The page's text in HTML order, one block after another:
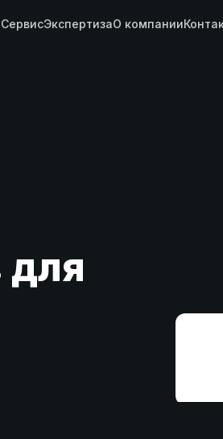
СервисЭкспертизаО компании